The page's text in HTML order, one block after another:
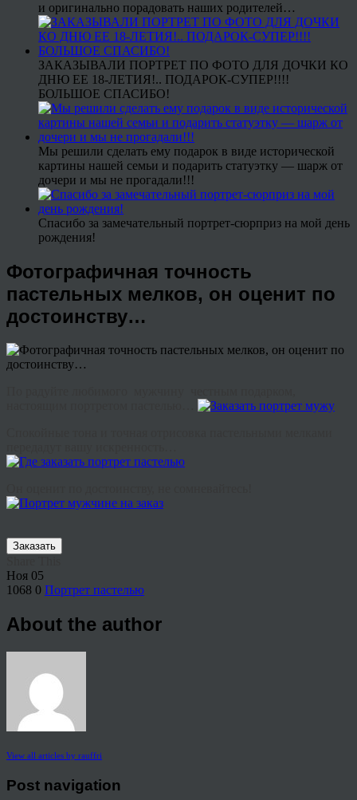
и оригинально порадовать наших родителей…
ЗАКАЗЫВАЛИ ПОРТРЕТ ПО ФОТО ДЛЯ ДОЧКИ КО
ДНЮ ЕЕ 18-ЛЕТИЯ!.. ПОДАРОК-СУПЕР!!!!
БОЛЬШОЕ СПАСИБО!
Мы решили сделать ему подарок в виде исторической
картины нашей семьи и подарить статуэтку — шарж от
дочери и мы не прогадали!!!
Спасибо за замечательный портрет-сюрприз на мой день
рождения!
Фотографичная точность
пастельных мелков, он оценит по
достоинству…
Заказать
Ноя 05
1068 0 Портрет пастелью
About the author
View all articles by rauffri
Post navigation